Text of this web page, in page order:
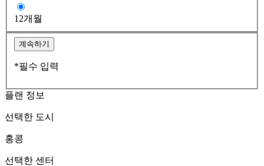
12개월
계속하기
*필수 입력
플랜 정보
선택한 도시
홍콩
선택한 센터